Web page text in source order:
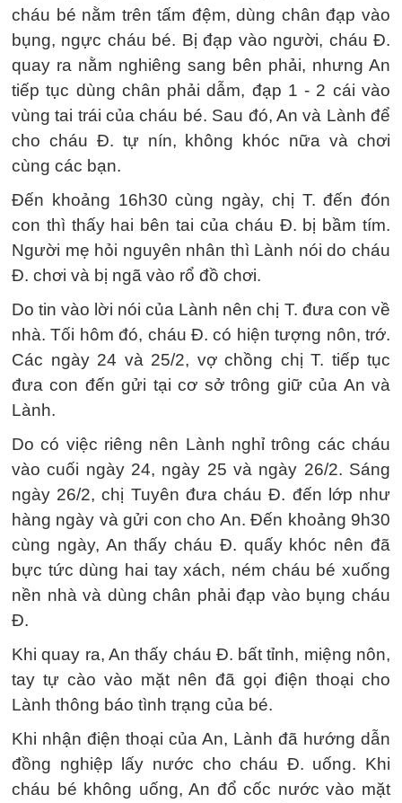
cháu bé nằm trên tấm đệm, dùng chân đạp vào
bụng, ngực cháu bé. Bị đạp vào người, cháu Đ.
quay ra nằm nghiêng sang bên phải, nhưng An
tiếp tục dùng chân phải dẫm, đạp 1 - 2 cái vào
vùng tai trái của cháu bé. Sau đó, An và Lành để
cho cháu Đ. tự nín, không khóc nữa và chơi
cùng các bạn.
Đến khoảng 16h30 cùng ngày, chị T. đến đón
con thì thấy hai bên tai của cháu Đ. bị bầm tím.
Người mẹ hỏi nguyên nhân thì Lành nói do cháu
Đ. chơi và bị ngã vào rổ đồ chơi.
Do tin vào lời nói của Lành nên chị T. đưa con về
nhà. Tối hôm đó, cháu Đ. có hiện tượng nôn, trớ.
Các ngày 24 và 25/2, vợ chồng chị T. tiếp tục
đưa con đến gửi tại cơ sở trông giữ của An và
Lành.
Do có việc riêng nên Lành nghỉ trông các cháu
vào cuối ngày 24, ngày 25 và ngày 26/2. Sáng
ngày 26/2, chị Tuyên đưa cháu Đ. đến lớp như
hàng ngày và gửi con cho An. Đến khoảng 9h30
cùng ngày, An thấy cháu Đ. quấy khóc nên đã
bực tức dùng hai tay xách, ném cháu bé xuống
nền nhà và dùng chân phải đạp vào bụng cháu
Đ.
Khi quay ra, An thấy cháu Đ. bất tỉnh, miệng nôn,
tay tự cào vào mặt nên đã gọi điện thoại cho
Lành thông báo tình trạng của bé.
Khi nhận điện thoại của An, Lành đã hướng dẫn
đồng nghiệp lấy nước cho cháu Đ. uống. Khi
cháu bé không uống, An đổ cốc nước vào mặt